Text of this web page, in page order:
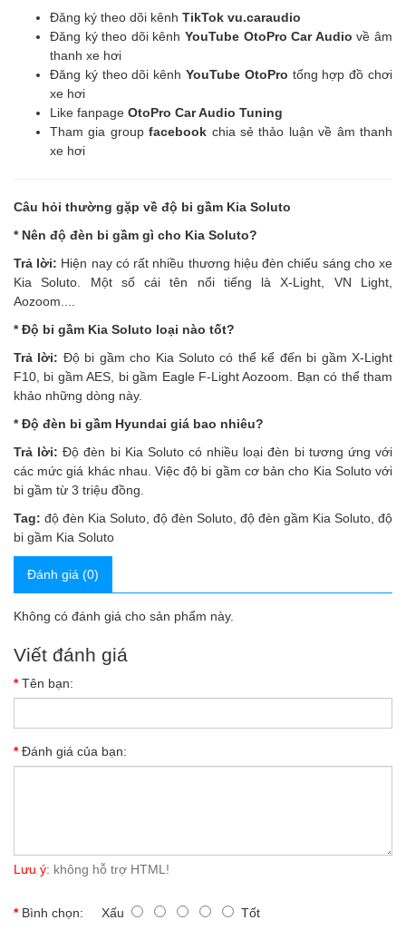
Đăng ký theo dõi kênh TikTok vu.caraudio
Đăng ký theo dõi kênh YouTube OtoPro Car Audio về âm
thanh xe hơi
Đăng ký theo dõi kênh YouTube OtoPro tổng hợp đồ chơi
xe hơi
Like fanpage OtoPro Car Audio Tuning
Tham gia groupfacebook chia sẻ thảo luận về âm thanh
xe hơi
Câu hỏi thường gặp về độ bi gầm Kia Soluto
* Nên độ đèn bi gầm gì cho Kia Soluto?
Trả lời: Hiện nay có rất nhiều thương hiệu đèn chiếu sáng cho xe
Kia Soluto. Một số cái tên nổi tiếng là X-Light, VN Light,
Aozoom....
* Độ bi gầm Kia Soluto loại nào tốt?
Trả lời: Độ bi gầm cho Kia Soluto có thể kể đến bi gầm X-Light
F10, bi gầm AES, bi gầm Eagle F-Light Aozoom. Bạn có thể tham
khảo những dòng này.
* Độ đèn bi gầm Hyundai giá bao nhiêu?
Trả lời:Độ đèn bi Kia Solutocó nhiều loại đèn bi tương ứng với
các mức giá khác nhau. Việc độ bi gầm cơ bản cho Kia Soluto với
bi gầm từ 3 triệu đồng.
Tag: độ đèn Kia Soluto độ đèn Soluto độ đèn gầm Kia Soluto độ
bi gầm Kia Soluto
Đánh giá (0)
Không có đánh giá cho sản phẩm này.
Viết đánh giá
Tên bạn:
Đánh giá của bạn:
Lưu ý: không hỗ trợ HTML!
Bình chọn: Xấu Tốt